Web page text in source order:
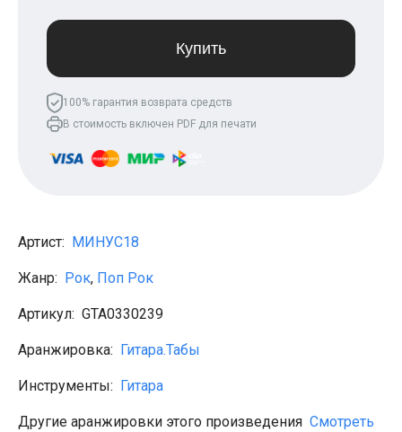
Мария Чайковская
Клава Кока
Владимир Пресняков
Мари Краймбрери
Лариса Долина
Король и шут
ДДТ
Сплин
Агата Кристи
Чиж
KSB
Купить
100% гарантия возврата средств
В стоимость включен PDF для печати
Артист: МИНУС18
Жанр: Рок, Поп Рок
Артикул: GTA0330239
Аранжировка: Гитара.Табы
Инструменты: Гитара
Другие аранжировки этого произведения Смотреть